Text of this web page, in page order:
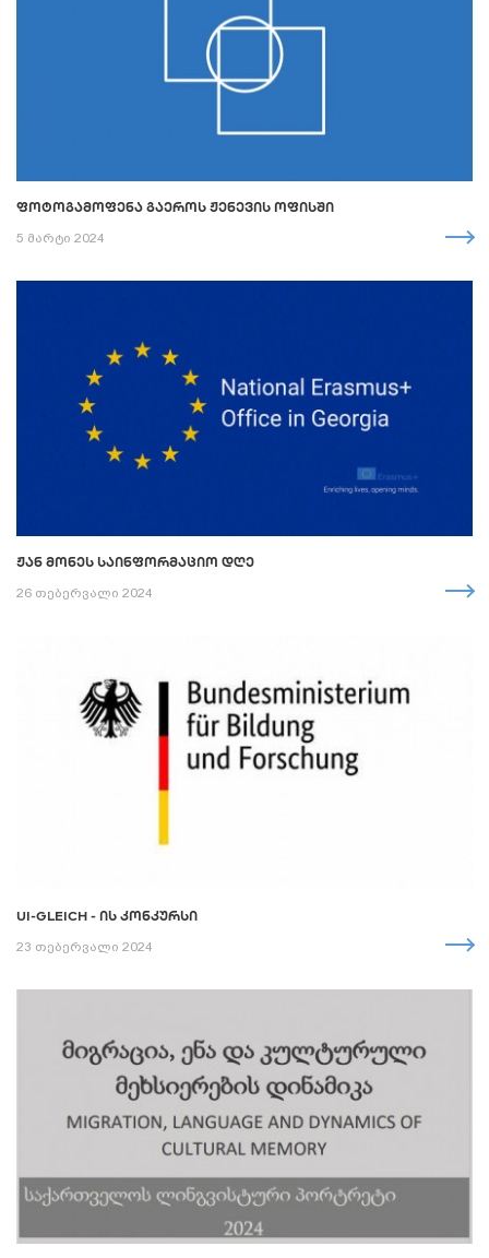
ᲤᲝᲢᲝᲒᲐᲛᲝᲤᲔᲜᲐ ᲒᲐᲔᲠᲝᲡ ᲟᲔᲜᲔᲕᲘᲡ ᲝᲤᲘᲡᲨᲘ
5 მარტი 2024
ᲟᲐᲜ ᲛᲝᲜᲔᲡ ᲡᲐᲘᲜᲤᲝᲠᲛᲐᲪᲘᲝ ᲓᲦᲔ
26 თებერვალი 2024
UI-GLEICH - ᲘᲡ ᲙᲝᲜᲙᲣᲠᲡᲘ
23 თებერვალი 2024